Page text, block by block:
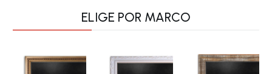
ELIGE POR MARCO